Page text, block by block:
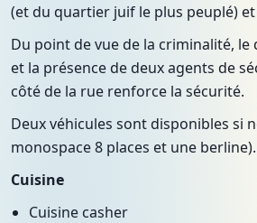
(et du quartier juif le plus peuplé)
Du point de vue de la criminalité,
et la présence de deux agents de
côté de la rue renforce la sécurité.
Deux véhicules sont disponibles si
monospace 8 places et une berline).
Cuisine
Cuisine casher